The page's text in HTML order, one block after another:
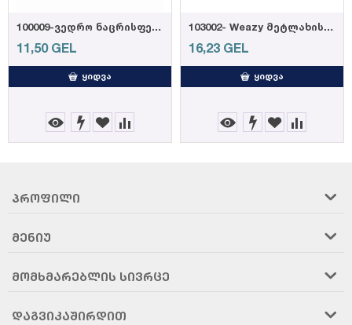
100009-ვედრო ნაცრისფერი 14,5ლ
11,50 GEL
ᲧᲘᲓᲕᲐ
103002- Weazy მეტლახის საწმენდი რეზინის პ...
16,23 GEL
ᲧᲘᲓᲕᲐ
ᲞᲠᲝᲤᲘᲚᲘ
ᲛᲔᲜᲘᲣ
ᲛᲝᲛᲮᲛᲐᲠᲔᲑᲚᲘᲡ ᲡᲘᲕᲠᲪᲔ
ᲓᲐᲒᲕᲘᲙᲐᲨᲘᲠᲓᲘᲗ